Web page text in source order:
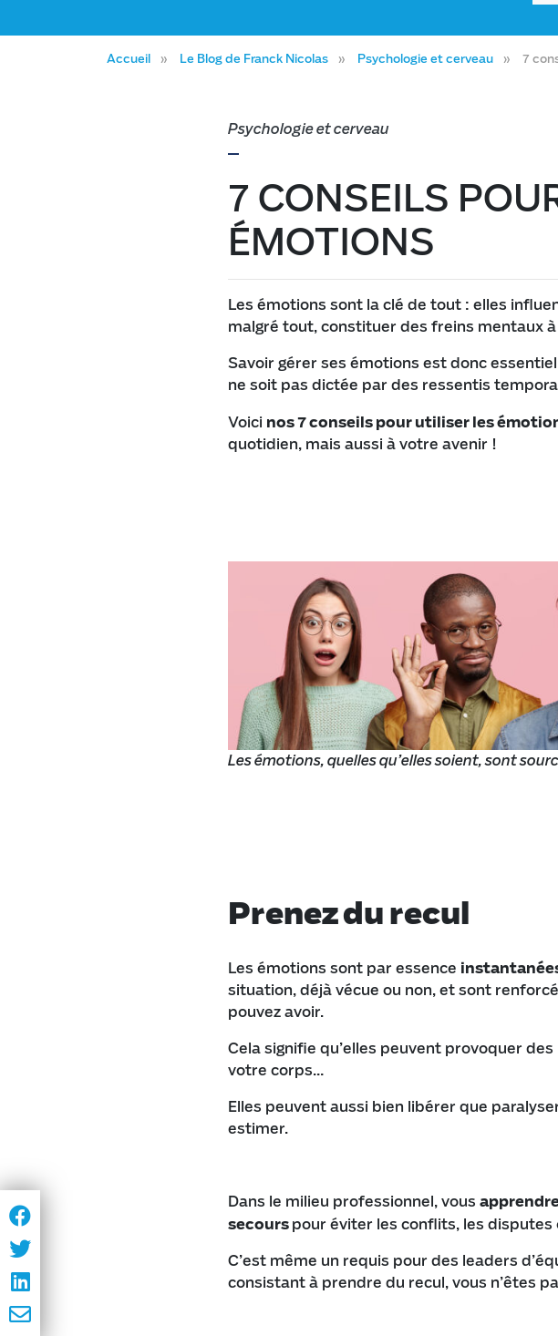
Accueil Le Blog de Franck Nicolas Psychologie et cerveau 7
Psychologie et cerveau
7 CONSEILS
ÉMOTIONS
Les émotions sont la clé de tout : elles
malgré tout, constituer des freins mentaux
Savoir gérer ses émotions est donc
ne soit pas dictée par des ressentis
Voici nos 7 conseils pour utiliser les
quotidien, mais aussi à votre avenir !
Les émotions, quelles qu’elles soient, sont
Prenez du recul
Les émotions sont par essence
situation, déjà vécue ou non, et sont
pouvez avoir.
Cela signifie qu’elles peuvent provoquer des
votre corps…
Elles peuvent aussi bien libérer que
estimer.
Dans le milieu professionnel, vous
secourspour éviter les conflits, les disputes
C’est même un requis pour des leaders
consistant à prendre du recul, vous n’êtes